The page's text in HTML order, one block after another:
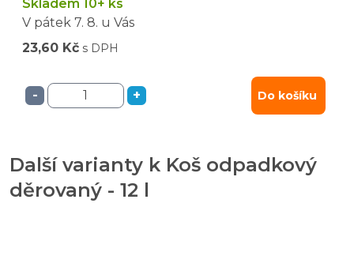
Skladem 10+ ks
V pátek 7. 8. u Vás
23,60 Kč s DPH
- + Do košíku
Další varianty k Koš odpadkový
děrovaný - 12 l